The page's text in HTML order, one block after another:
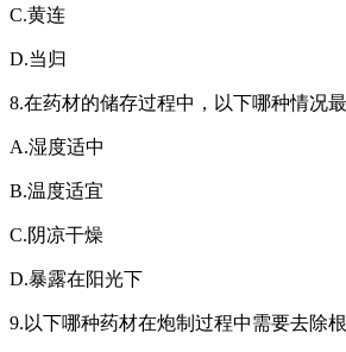
C.黄连
D.当归
8.在药材的储存过程中，以下哪种情况
A.湿度适中
B.温度适宜
C.阴凉干燥
D.暴露在阳光下
9.以下哪种药材在炮制过程中需要去除